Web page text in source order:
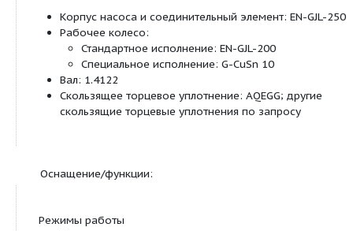
Особенности/преимущества продукции:
Моторы в серийном исполнении с более
благодаря технологии IE2
Экономия электроэнергии за счет
кнопка» и дисплея
Различные режимы работы: Основной/
Конфигурируемые сигнальные реле для